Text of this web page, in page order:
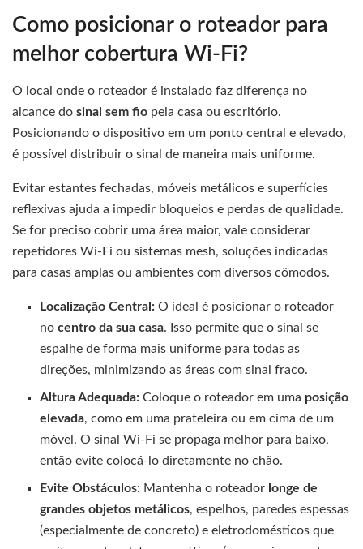
Como posicionar o roteador para
melhor cobertura Wi-Fi?
O local onde o roteador é instalado faz diferença no
alcance do sinal sem fio pela casa ou escritório.
Posicionando o dispositivo em um ponto central e elevado,
é possível distribuir o sinal de maneira mais uniforme.
Evitar estantes fechadas, móveis metálicos e superfícies
reflexivas ajuda a impedir bloqueios e perdas de qualidade.
Se for preciso cobrir uma área maior, vale considerar
repetidores Wi-Fi ou sistemas mesh, soluções indicadas
para casas amplas ou ambientes com diversos cômodos.
Localização Central: O ideal é posicionar o roteador
nocentro da sua casa. Isso permite que o sinal se
espalhe de forma mais uniforme para todas as
direções, minimizando as áreas com sinal fraco.
Altura Adequada: Coloque o roteador em uma posição
elevada, como em uma prateleira ou em cima de um
móvel. O sinal Wi-Fi se propaga melhor para baixo,
então evite colocá-lo diretamente no chão.
Evite Obstáculos: Mantenha o roteador longe de
grandes objetos metálicos, espelhos, paredes espessas
(especialmente de concreto) e eletrodomésticos que